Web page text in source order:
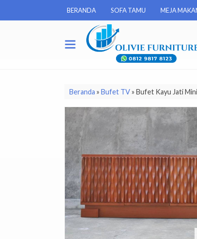
BERANDA SOFA TAMU MEJA
Beranda » Bufet TV» Bufet Kayu Jati